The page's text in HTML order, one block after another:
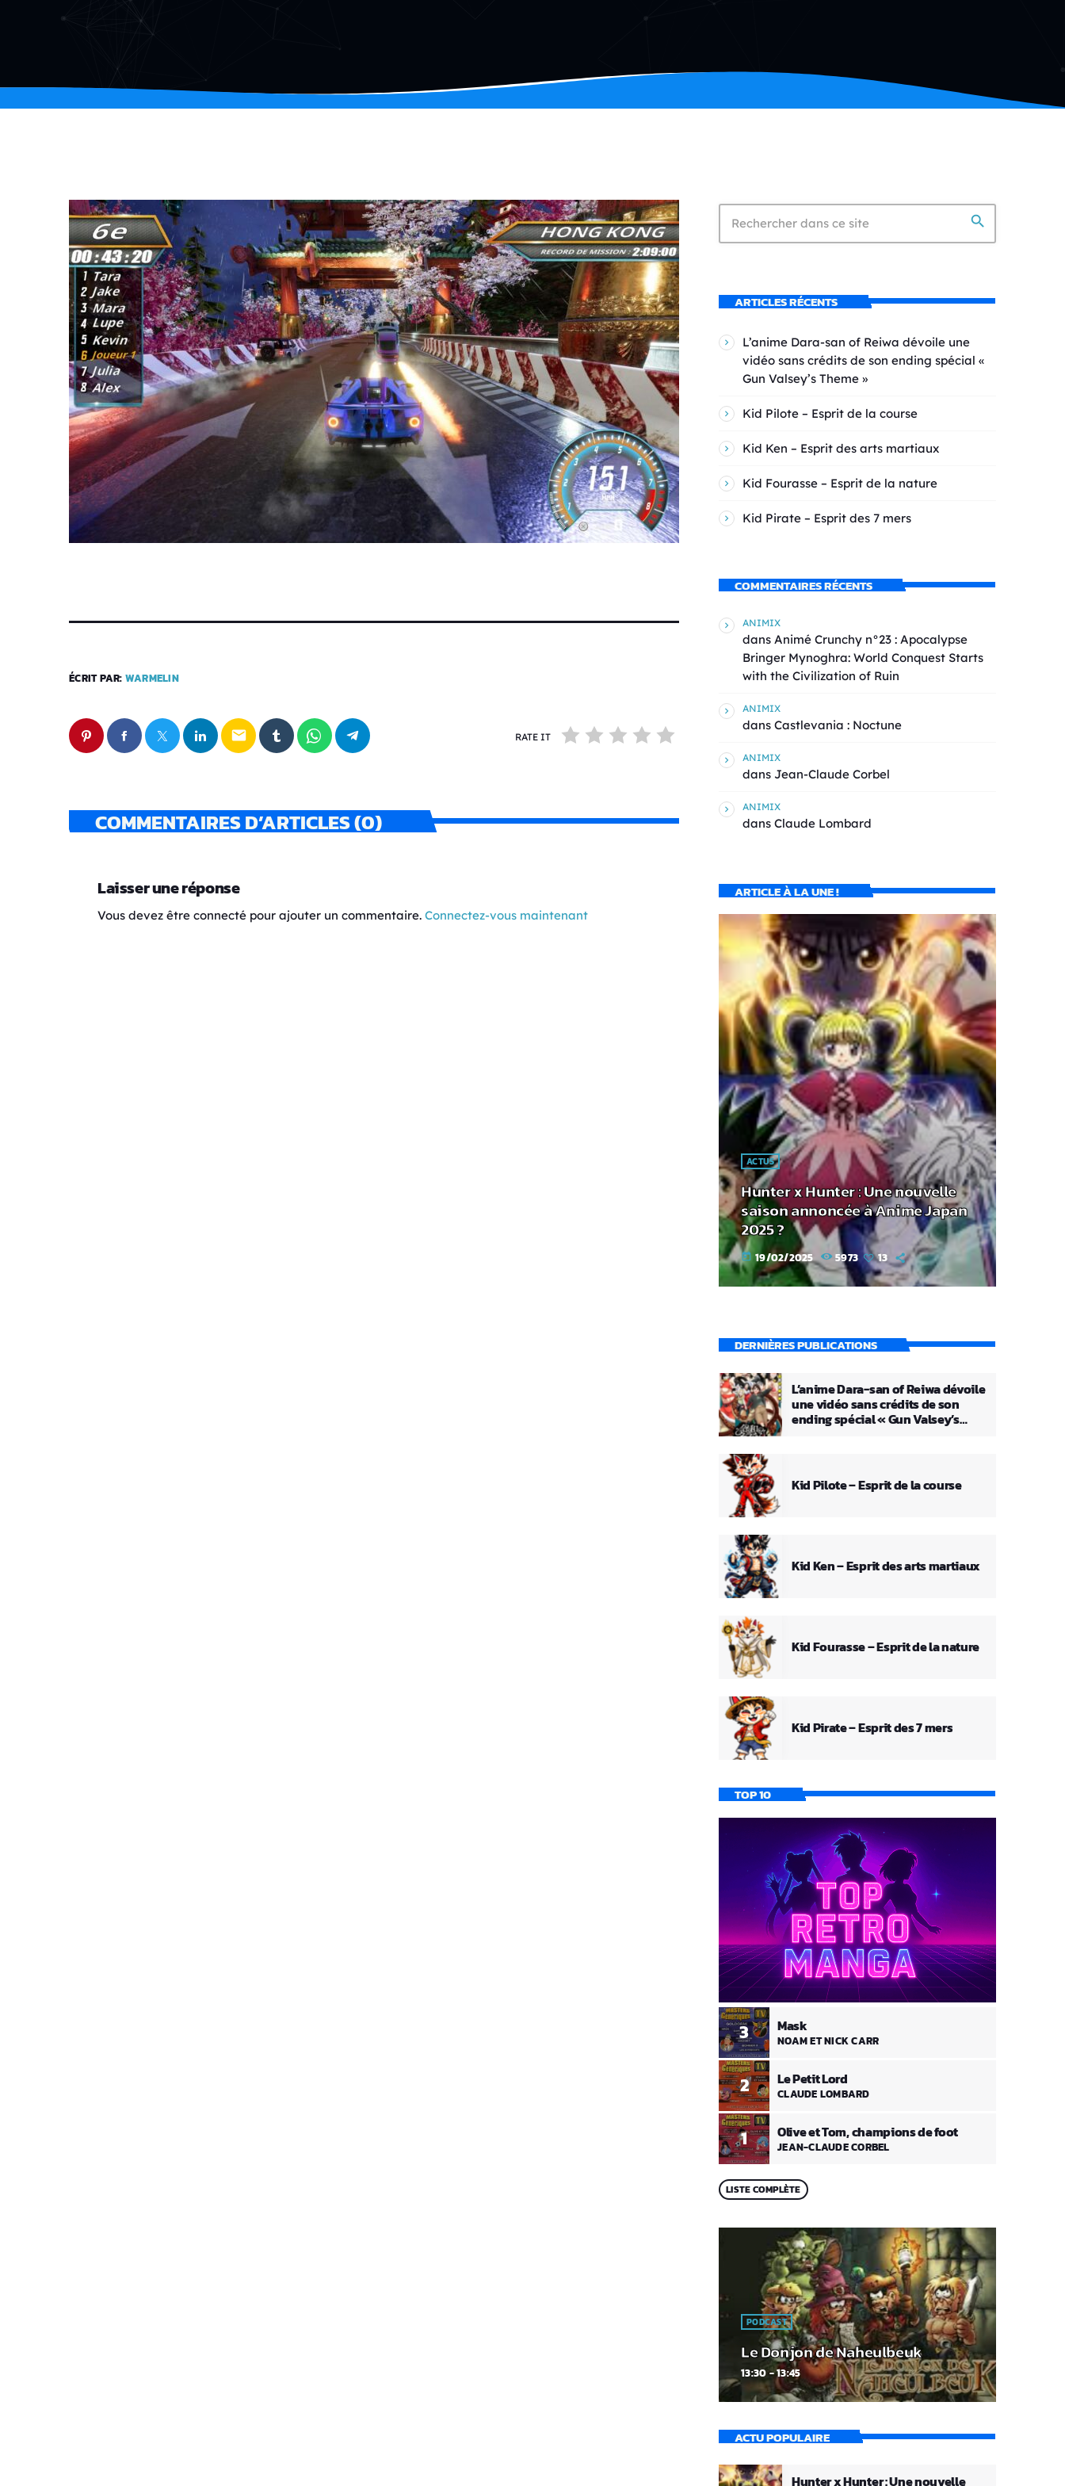
ÉCRIT PAR: WARMELIN
email RATE IT
COMMENTAIRES D’ARTICLES (0)
Laisser une réponse
Vous devez être connecté pour ajouter un commentaire. Connectez-vous maintenant
search
ARTICLES RÉCENTS
L’anime Dara-san of Reiwa dévoile une
vidéo sans crédits de son ending spécial «
Gun Valsey’s Theme »
Kid Pilote – Esprit de la course
Kid Ken – Esprit des arts martiaux
Kid Fourasse – Esprit de la nature
Kid Pirate – Esprit des 7 mers
COMMENTAIRES RÉCENTS
ANIMIX
dans Animé Crunchy n°23 : Apocalypse
Bringer Mynoghra: World Conquest Starts
with the Civilization of Ruin
ANIMIX
dans Castlevania : Noctune
ANIMIX
dans Jean-Claude Corbel
ANIMIX
dans Claude Lombard
ARTICLE À LA UNE !
ACTUS
Hunter x Hunter : Une nouvelle
saison annoncée à Anime Japan
2025 ?
today 19/02/2025 5973 13
DERNIÈRES PUBLICATIONS
L’anime Dara-san of Reiwa dévoile
une vidéo sans crédits de son
ending spécial « Gun Valsey’s
Kid Pilote – Esprit de la course
Kid Ken – Esprit des arts martiaux
Kid Fourasse – Esprit de la nature
Kid Pirate – Esprit des 7 mers
TOP 10
1 Olive et Tom, champions de foot
JEAN-CLAUDE CORBEL
2 Le Petit Lord
CLAUDE LOMBARD
3 Mask
NOAM ET NICK CARR
LISTE COMPLÈTE
PODCAST
Le Donjon de Naheulbeuk
13:30 - 13:45
ACTU POPULAIRE
Hunter x Hunter : Une nouvelle